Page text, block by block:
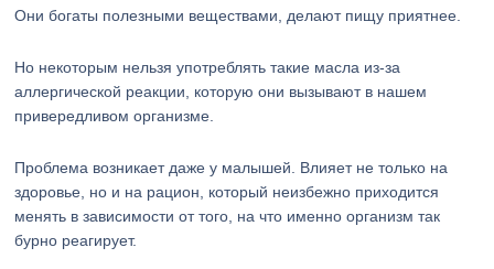
Они богаты полезными веществами, делают пищу приятнее.
Но некоторым нельзя употреблять такие масла из-за
аллергической реакции, которую они вызывают в нашем
привередливом организме.
Проблема возникает даже у малышей. Влияет не только на
здоровье, но и на рацион, который неизбежно приходится
менять в зависимости от того, на что именно организм так
бурно реагирует.